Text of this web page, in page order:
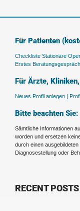
Für Patienten
Checkliste Stationäre
Erstes
Für Ärzte,
Neues Profil anlegen |
Bitte beachten Sie:
Sämtliche Informationen
worden und ersetzen
durch einen
Diagnosestellung oder
RECENT POSTS